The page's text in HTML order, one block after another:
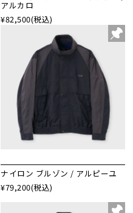
アルカロ
¥82,500(税込)
ナイロン ブルゾン / アルピーユ
¥79,200(税込)